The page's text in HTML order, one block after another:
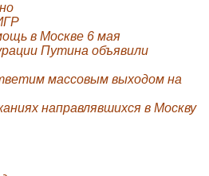
в Москве 6 мая
Путина объявили
массовым выходом на
направлявшихся в Москву